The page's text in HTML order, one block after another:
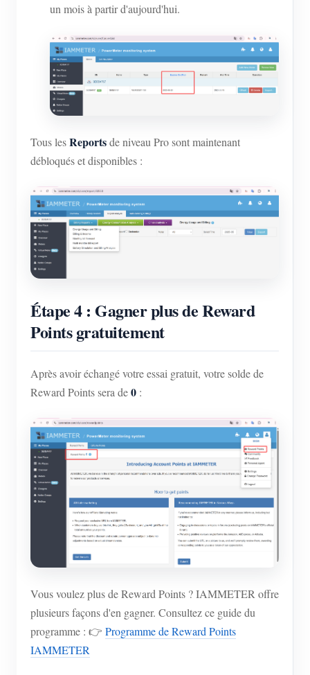
un mois à partir d'aujourd'hui.
Tous lesReportsde niveau Pro sont maintenant
débloqués et disponibles :
Étape 4 : Gagner plus de Reward
Points gratuitement
Après avoir échangé votre essai gratuit, votre solde de
Reward Points sera de0 :
Vous voulez plus de Reward Points ? IAMMETER offre
plusieurs façons d'en gagner. Consultez ce guide du
programme : 👉 Programme de Reward Points
IAMMETER